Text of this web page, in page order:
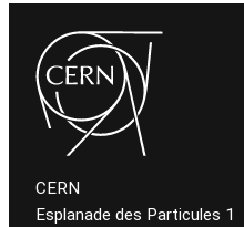
CERN
Esplanade des Particules 1